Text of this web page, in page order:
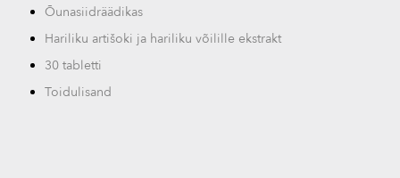
Õunasiidräädikas
Hariliku artišoki ja hariliku võilille ekstrakt
30 tabletti
Toidulisand